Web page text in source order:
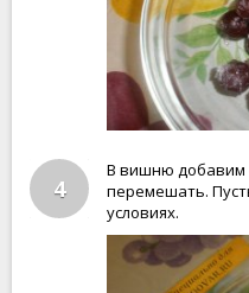
4
В вишню добавим
перемешать.
условиях.